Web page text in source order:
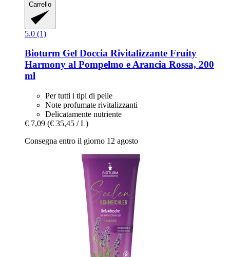
Carrello
5.0 (1)
Bioturm Gel Doccia Rivitalizzante Fruity
Harmony al Pompelmo e Arancia Rossa, 200
ml
Per tutti i tipi di pelle
Note profumate rivitalizzanti
Delicatamente nutriente
€ 7,09 (€ 35,45 / L)
Consegna entro il giorno 12 agosto